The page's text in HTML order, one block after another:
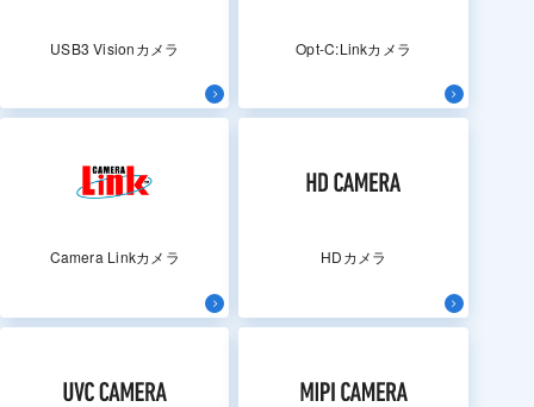
USB3 Visionカメラ Opt-C:Linkカメラ
Camera Linkカメラ HDカメラ